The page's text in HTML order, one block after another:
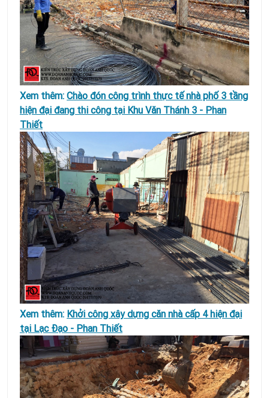
Xem thêm: Chào đón công trình thực tế nhà phố 3 tầng
hiện đại đang thi công tại Khu Văn Thánh 3 - Phan
Thiết
Xem thêm: Khởi công xây dựng căn nhà cấp 4 hiện đại
tại Lạc Đạo - Phan Thiết